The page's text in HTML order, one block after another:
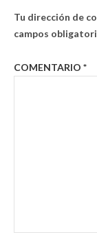
Tu dirección de
campos
COMENTARIO *